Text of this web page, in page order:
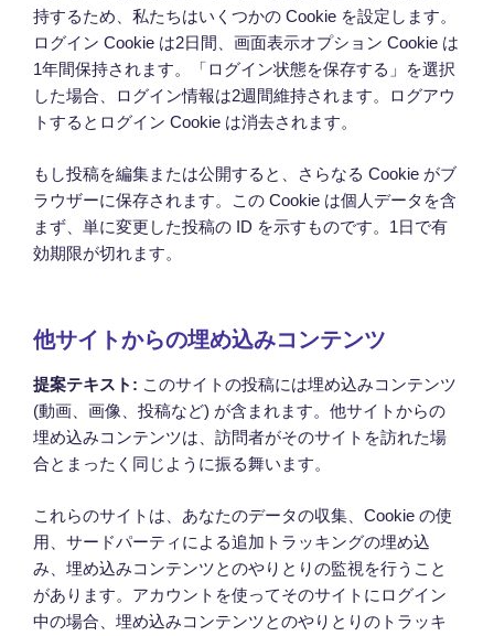
持するため、私たちはいくつかの Cookie を設定します。
ログイン Cookie は2日間、画面表示オプション Cookie は
1年間保持されます。「ログイン状態を保存する」を選択
した場合、ログイン情報は2週間維持されます。ログアウ
トするとログイン Cookie は消去されます。
もし投稿を編集または公開すると、さらなる Cookie がブ
ラウザーに保存されます。この Cookie は個人データを含
まず、単に変更した投稿の ID を示すものです。1日で有
効期限が切れます。
他サイトからの埋め込みコンテンツ
提案テキスト: このサイトの投稿には埋め込みコンテンツ
(動画、画像、投稿など) が含まれます。他サイトからの
埋め込みコンテンツは、訪問者がそのサイトを訪れた場
合とまったく同じように振る舞います。
これらのサイトは、あなたのデータの収集、Cookie の使
用、サードパーティによる追加トラッキングの埋め込
み、埋め込みコンテンツとのやりとりの監視を行うこと
があります。アカウントを使ってそのサイトにログイン
中の場合、埋め込みコンテンツとのやりとりのトラッキ